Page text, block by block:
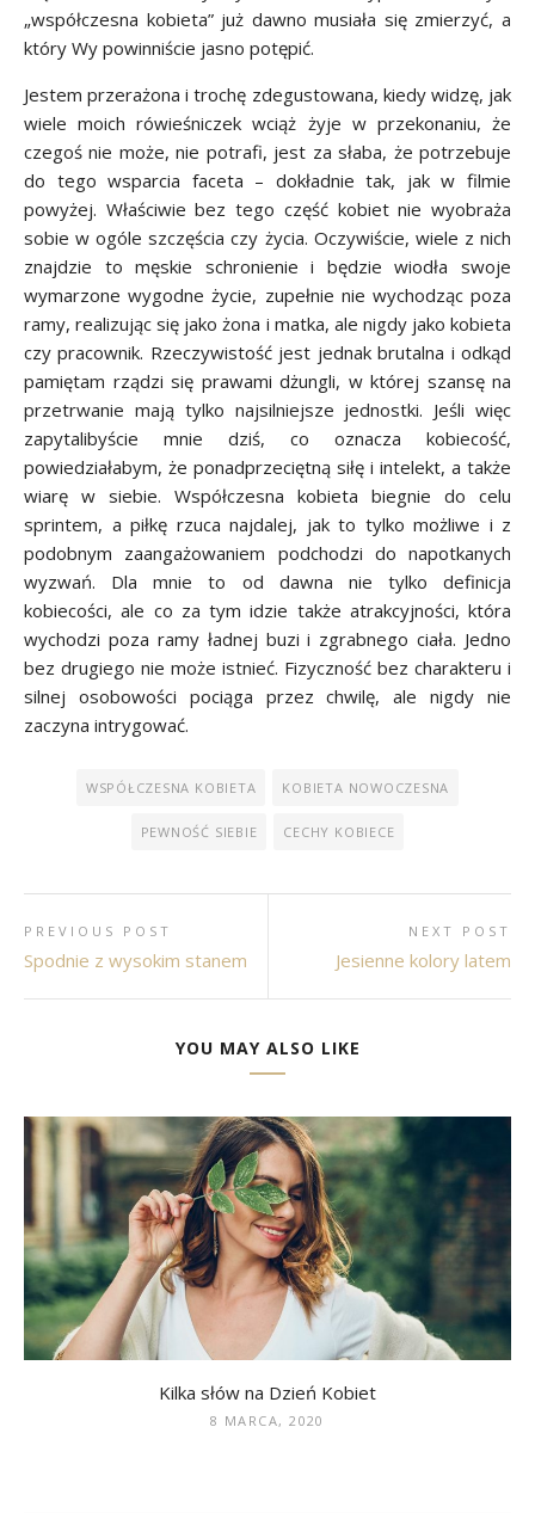
„współczesna kobieta” już dawno musiała się zmierzyć, a
który Wy powinniście jasno potępić.
Jestem przerażona i trochę zdegustowana, kiedy widzę, jak
wiele moich rówieśniczek wciąż żyje w przekonaniu, że
czegoś nie może, nie potrafi, jest za słaba, że potrzebuje
do tego wsparcia faceta – dokładnie tak, jak w filmie
powyżej. Właściwie bez tego część kobiet nie wyobraża
sobie w ogóle szczęścia czy życia. Oczywiście, wiele z nich
znajdzie to męskie schronienie i będzie wiodła swoje
wymarzone wygodne życie, zupełnie nie wychodząc poza
ramy, realizując się jako żona i matka, ale nigdy jako kobieta
czy pracownik. Rzeczywistość jest jednak brutalna i odkąd
pamiętam rządzi się prawami dżungli, w której szansę na
przetrwanie mają tylko najsilniejsze jednostki. Jeśli więc
zapytalibyście mnie dziś, co oznacza kobiecość,
powiedziałabym, że ponadprzeciętną siłę i intelekt, a także
wiarę w siebie. Współczesna kobieta biegnie do celu
sprintem, a piłkę rzuca najdalej, jak to tylko możliwe i z
podobnym zaangażowaniem podchodzi do napotkanych
wyzwań. Dla mnie to od dawna nie tylko definicja
kobiecości, ale co za tym idzie także atrakcyjności, która
wychodzi poza ramy ładnej buzi i zgrabnego ciała. Jedno
bez drugiego nie może istnieć. Fizyczność bez charakteru i
silnej osobowości pociąga przez chwilę, ale nigdy nie
zaczyna intrygować.
WSPÓŁCZESNA KOBIETA KOBIETA NOWOCZESNA
PEWNOŚĆ SIEBIE CECHY KOBIECE
PREVIOUS POST
Spodnie z wysokim stanem
NEXT POST
Jesienne kolory latem
YOU MAY ALSO LIKE
Kilka słów na Dzień Kobiet
8 MARCA, 2020